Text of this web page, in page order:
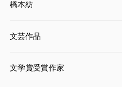
橋本紡
文芸作品
文学賞受賞作家